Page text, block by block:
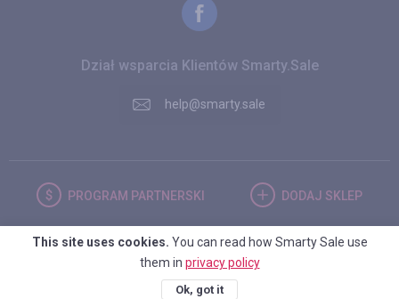
Dział wsparcia Klientów Smarty.Sale
help@smarty.sale
PROGRAM PARTNERSKI DODAJ SKLEP
POLSKA
This site uses cookies. You can read how Smarty Sale use
them in privacy policy
Ok, got it